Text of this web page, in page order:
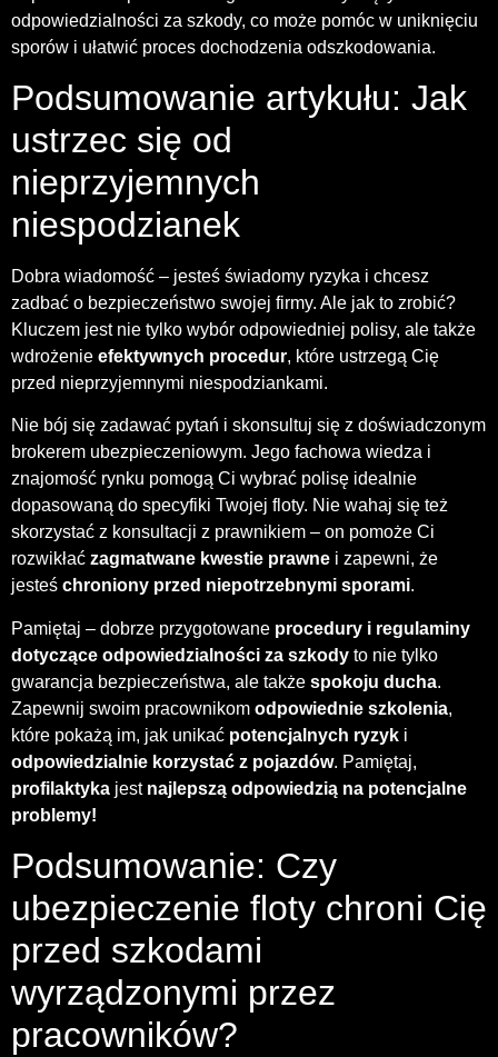
odpowiedzialności za szkody, co może pomóc w uniknięciu
sporów i ułatwić proces dochodzenia odszkodowania.
Podsumowanie artykułu: Jak
ustrzec się od
nieprzyjemnych
niespodzianek
Dobra wiadomość – jesteś świadomy ryzyka i chcesz
zadbać o bezpieczeństwo swojej firmy. Ale jak to zrobić?
Kluczem jest nie tylko wybór odpowiedniej polisy, ale także
wdrożenie efektywnych procedur, które ustrzegą Cię
przed nieprzyjemnymi niespodziankami.
Nie bój się zadawać pytań i skonsultuj się z doświadczonym
brokerem ubezpieczeniowym. Jego fachowa wiedza i
znajomość rynku pomogą Ci wybrać polisę idealnie
dopasowaną do specyfiki Twojej floty. Nie wahaj się też
skorzystać z konsultacji z prawnikiem – on pomoże Ci
rozwikłać zagmatwane kwestie prawne i zapewni, że
jesteś chroniony przed niepotrzebnymi sporami.
Pamiętaj – dobrze przygotowane procedury i regulaminy
dotyczące odpowiedzialności za szkody to nie tylko
gwarancja bezpieczeństwa, ale także spokoju ducha.
Zapewnij swoim pracownikom odpowiednie szkolenia,
które pokażą im, jak unikać potencjalnych ryzyk i
odpowiedzialnie korzystać z pojazdów. Pamiętaj,
profilaktyka jest najlepszą odpowiedzią na potencjalne
problemy!
Podsumowanie: Czy
ubezpieczenie floty chroni Cię
przed szkodami
wyrządzonymi przez
pracowników?